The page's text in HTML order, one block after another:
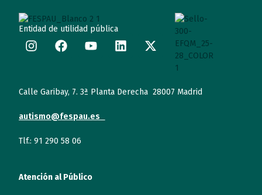
Entidad de utilidad pública
Calle Garibay, 7. 3ª Planta Derecha 28007 Madrid
autismo@fespau.es
Tlf.: 91 290 58 06
Atención al Público